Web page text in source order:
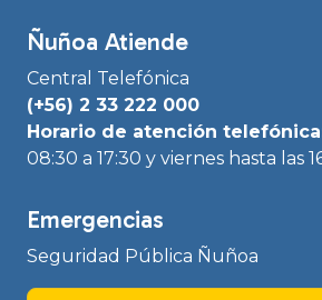
Ñuñoa Atiende
Central Telefónica
(+56) 2 33 222 000
Horario de atención
08:30 a 17:30 y viernes hasta las
Emergencias
Seguridad Pública Ñuñoa